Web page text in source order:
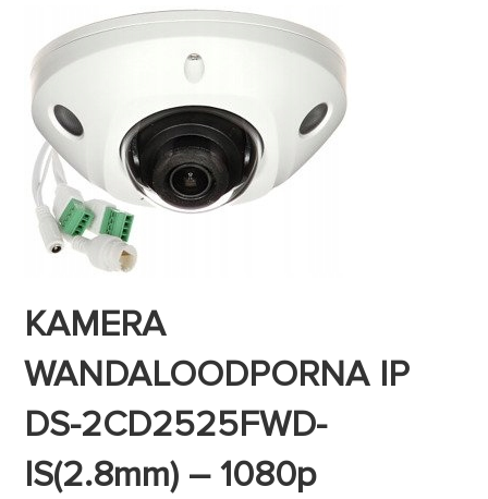
KAMERA
WANDALOODPORNA IP
DS-2CD2525FWD-
IS(2.8mm) – 1080p